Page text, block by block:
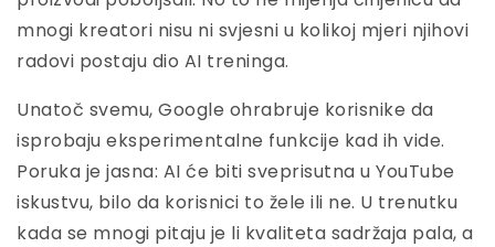
mnogi kreatori nisu ni svjesni u kolikoj mjeri njihovi
radovi postaju dio AI treninga.
Unatoč svemu, Google ohrabruje korisnike da
isprobaju eksperimentalne funkcije kad ih vide.
Poruka je jasna: AI će biti sveprisutna u YouTube
iskustvu, bilo da korisnici to žele ili ne. U trenutku
kada se mnogi pitaju je li kvaliteta sadržaja pala, a